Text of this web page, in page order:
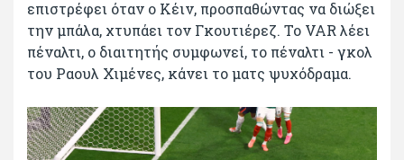
επιστρέφει όταν ο Κέιν, προσπαθώντας να διώξει
την μπάλα, χτυπάει τον Γκουτιέρεζ. Το VAR λέει
πέναλτι, ο διαιτητής συμφωνεί, το πέναλτι - γκολ
του Ραουλ Χιμένες, κάνει το ματς ψυχόδραμα.